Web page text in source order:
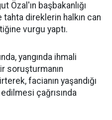
Özal'ın başbakanlığı
direklerin halkın can
vurgu yaptı.
yangında ihmali
soruşturmanın
facianın yaşandığı
çağrısında